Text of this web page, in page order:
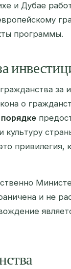
и Дубае
программы.
за
о
культуру
привилегия,
и не